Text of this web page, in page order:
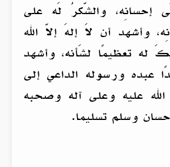
إحسانِه، والشّكرُ لَه على
وأشهد أن لاَ إلهَ إلاّ الله
له تعظيمًا لشَأنه، وأشهد
عبده ورسوله الداعي إلى
عليه وعلى آله وصحبه
وسلم تسليما.